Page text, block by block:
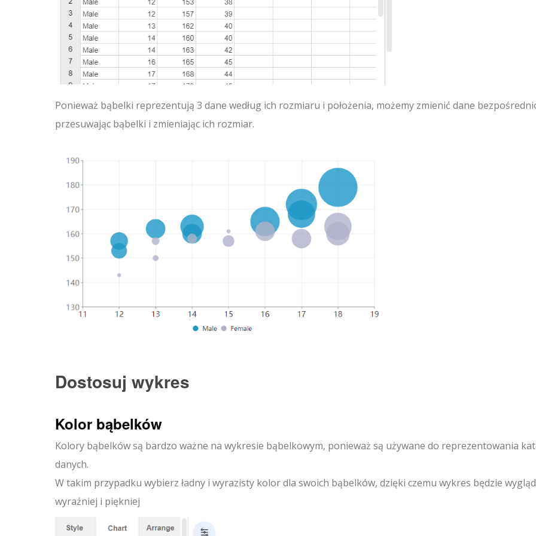
Ponieważ bąbelki reprezentują 3 dane według ich rozmiaru i położenia, możemy zmienić dane
przesuwając bąbelki i zmieniając ich rozmiar.
Dostosuj wykres
Kolor bąbelków
Kolory bąbelków są bardzo ważne na wykresie bąbelkowym, ponieważ są używane do reprezentowania
danych.
W takim przypadku wybierz ładny i wyrazisty kolor dla swoich bąbelków, dzięki czemu wykres będzie
wyraźniej i piękniej